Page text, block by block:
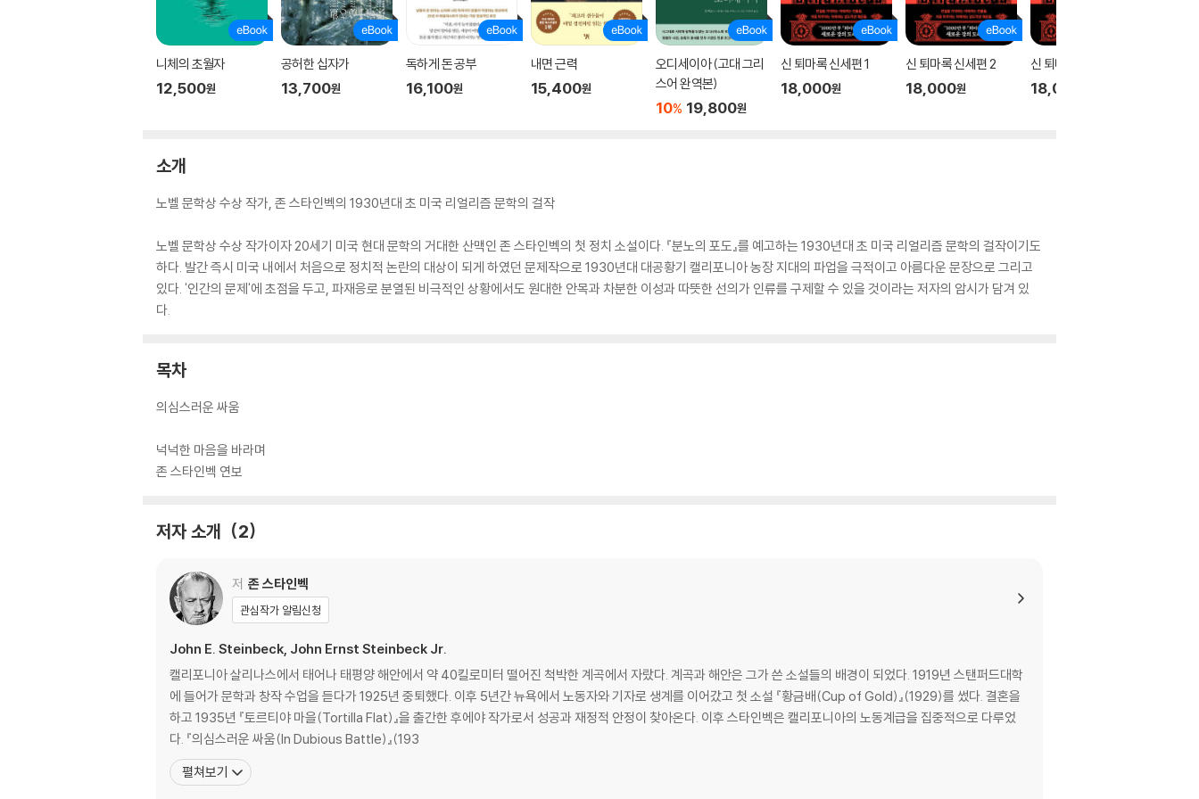
니체의 초월자
12,500원
공허한 십자가
13,700원
독하게 돈 공부
16,100원
내면 근력
15,400원
오디세이아 (고대 그리
스어 완역본)
10% 19,800원
신 퇴마록 신세편 1
18,000원
신 퇴마록 신세편 2
18,000원
신 퇴마록 신세편 3
18,000
소개
노벨 문학상 수상 작가, 존 스타인벡의 1930년대 초 미국 리얼리즘 문학의 걸작
노벨 문학상 수상 작가이자 20세기 미국 현대 문학의 거대한 산맥인 존 스타인벡의 첫 정치 소설이다. 『분노의 포도』를 예고하는 1930년대 초 미국 리얼리즘 문학의 걸작이기도
하다. 발간 즉시 미국 내에서 처음으로 정치적 논란의 대상이 되게 하였던 문제작으로 1930년대 대공황기 캘리포니아 농장 지대의 파업을 극적이고 아름다운 문장으로 그리고
있다. '인간의 문제'에 초점을 두고, 파재응로 분열된 비극적인 상황에서도 원대한 안목과 차분한 이성과 따뜻한 선의가 인류를 구제할 수 있을 것이라는 저자의 암시가 담겨 있
다.
목차
의심스러운 싸움
넉넉한 마음을 바라며
존 스타인벡 연보
저자 소개 2
저 존 스타인벡
관심작가 알림신청
John E. Steinbeck, John Ernst Steinbeck Jr.
캘리포니아 살리나스에서 태어나 태평양 해안에서 약 40킬로미터 떨어진 척박한 계곡에서 자랐다. 계곡과 해안은 그가 쓴 소설들의 배경이 되었다. 1919년 스탠퍼드대학
에 들어가 문학과 창작 수업을 듣다가 1925년 중퇴했다. 이후 5년간 뉴욕에서 노동자와 기자로 생계를 이어갔고 첫 소설 『황금배(Cup of Gold)』(1929)를 썼다. 결혼을
하고 1935년 『토르티야 마을(Tortilla Flat)』을 출간한 후에야 작가로서 성공과 재정적 안정이 찾아온다. 이후 스타인벡은 캘리포니아의 노동계급을 집중적으로 다루었
다. 『의심스러운 싸움(In Dubious Battle)』(193
펼쳐보기